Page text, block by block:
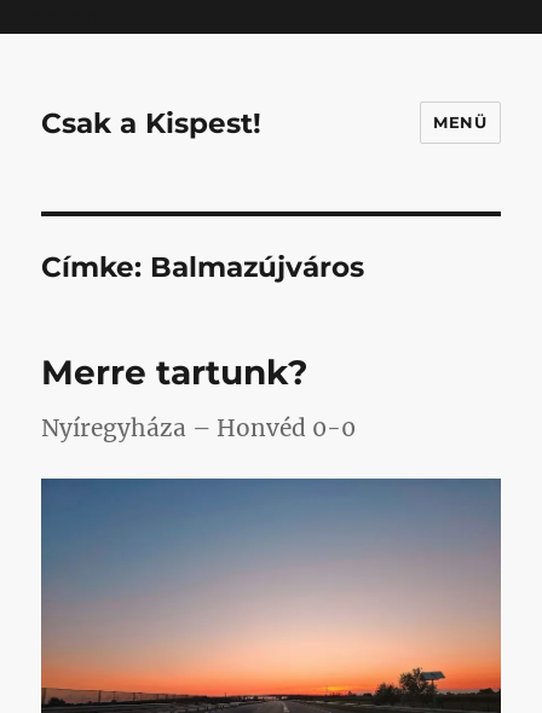
Csak a Kispest! MENÜ
Címke: Balmazújváros
Merre tartunk?
Nyíregyháza – Honvéd 0-0